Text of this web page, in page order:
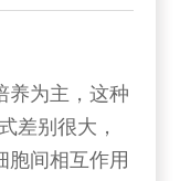
养为主，这种
差别很大，
胞间相互作用